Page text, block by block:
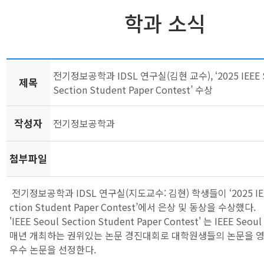
학과 소식
제목
전기정보공학과 IDSL 연구실(김현 교수), ‘2025
Section Student Paper Contest’ 수상
작성자 전기정보공학과
첨부파일
전기정보공학과 IDSL 연구실(지도교수: 김현) 학생들이 ‘2025
ction Student Paper Contest’에서 은상 및 동상을 수상했다.
'IEEE Seoul Section Student Paper Contest' 는 IEEE
매년 개최하는 권위있는 논문 경진대회로 대학원생들의 논문을
우수 논문을 선정한다.